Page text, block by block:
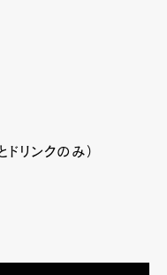
リンクのみ）